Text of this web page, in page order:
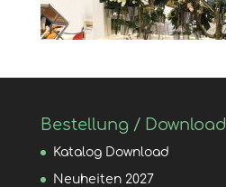
Bestellung / Download
Katalog Download
Neuheiten 2027